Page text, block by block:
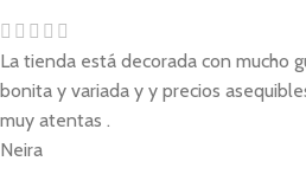
La tienda está decorada con mucho
bonita y variada y y precios
muy atentas .
Neira